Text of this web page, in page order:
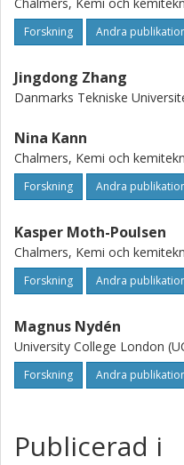
Forskning Andra
Jingdong Zhang
Danmarks Tekniske
Nina Kann
Chalmers, Kemi och
Forskning Andra
Kasper Moth-Poulsen
Chalmers, Kemi och
Forskning Andra
Magnus Nydén
University College London
Forskning Andra
Publicerad i